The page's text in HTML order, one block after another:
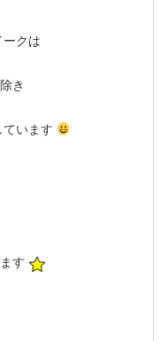
ークは
き
います
す